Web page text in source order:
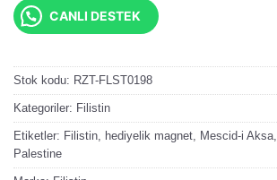
CANLI DESTEK
Stok kodu: RZT-FLST0198
Kategoriler: Filistin
Etiketler: Filistin, hediyelik magnet, Mescid-i Aksa,
Palestine